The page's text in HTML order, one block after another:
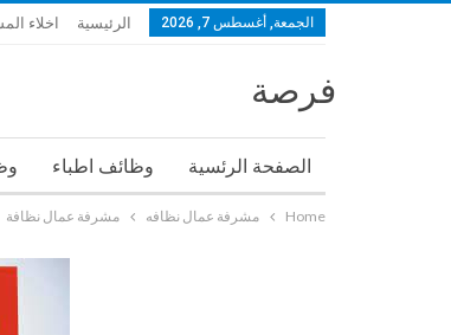
الجمعة, أغسطس 7, 2026 الرئيسية اخلاء
فرصة
الصفحة الرئسية وظائف اطباء
Home مشرفة عمال نظافه مشرفة عمال نظافة